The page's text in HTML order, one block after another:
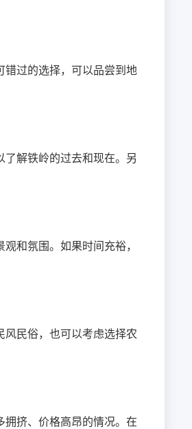
过的选择，可以品尝到地
解铁岭的过去和现在。另
和氛围。如果时间充裕，
民俗，也可以考虑选择农
挤、价格高昂的情况。在